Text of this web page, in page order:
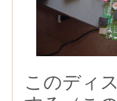
このディ